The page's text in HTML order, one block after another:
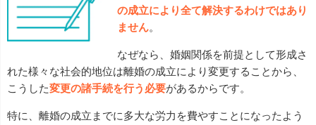
の成立により全て解決するわけではあり
ません。
なぜなら、婚姻関係を前提として形成さ
れた様々な社会的地位は離婚の成立により変更することから、
こうした変更の諸手続を行う必要があるからです。
特に、離婚の成立までに多大な労力を費やすことになったよう